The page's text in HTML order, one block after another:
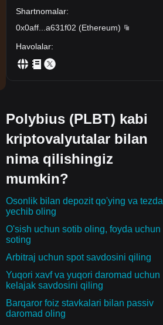
Shartnomalar:
0x0aff
a631f02 (Ethereum)
Havolalar:
Polybius (PLBT) kabi
kriptovalyutalar bilan
nima qilishingiz
mumkin?
Osonlik bilan depozit qo'ying va tezda
yechib oling
O'sish uchun sotib oling, foyda uchun
soting
Arbitraj uchun spot savdosini qiling
Yuqori xavf va yuqori daromad uchun
kelajak savdosini qiling
Barqaror foiz stavkalari bilan passiv
daromad oling